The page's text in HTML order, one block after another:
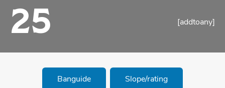
25 [addtoany]
Banguide Slope/rating